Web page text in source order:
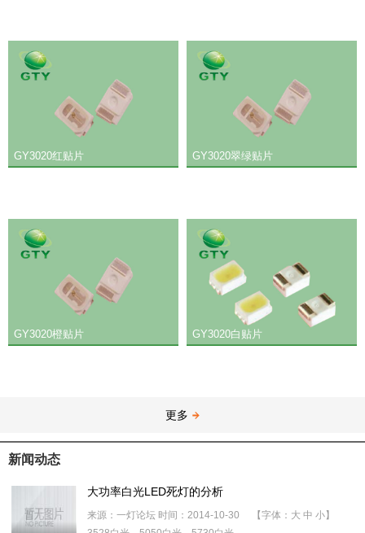
GY3020红贴片 GY3020翠绿贴片
GY3020橙贴片 GY3020白贴片
更多
新闻动态
大功率白光LED死灯的分析
来源：一灯论坛 时间：2014-10-30 【字体：大 中 小】